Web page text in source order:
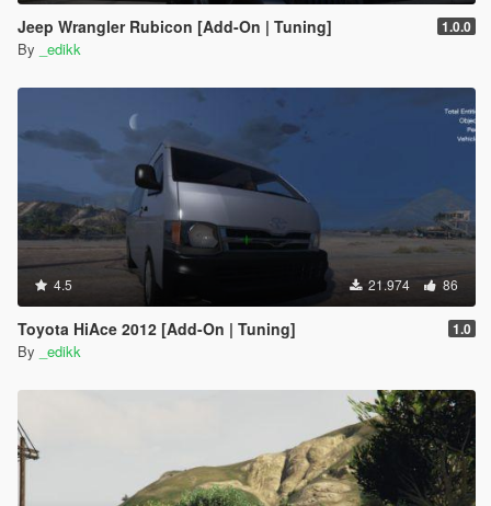
Jeep Wrangler Rubicon [Add-On | Tuning] 1.0.0
By _edikk
4.5 21.974 86
Toyota HiAce 2012 [Add-On | Tuning] 1.0
By _edikk